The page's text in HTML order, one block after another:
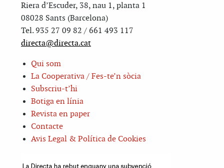
Riera d’Escuder, 38, nau 1, planta 1
08028 Sants (Barcelona)
Tel. 935 27 09 82 / 661 493 117
directa@directa.cat
Qui som
La Cooperativa / Fes-te’n sòcia
Subscriu-t’hi
Botiga en línia
Revista en paper
Contacte
Avis Legal & Política de Cookies